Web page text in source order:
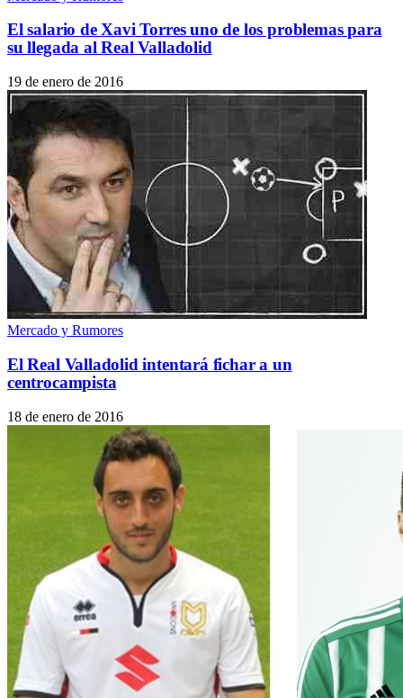
El salario de Xavi Torres uno de los problemas para
su llegada al Real Valladolid
19 de enero de 2016
Mercado y Rumores
El Real Valladolid intentará fichar a un
centrocampista
18 de enero de 2016